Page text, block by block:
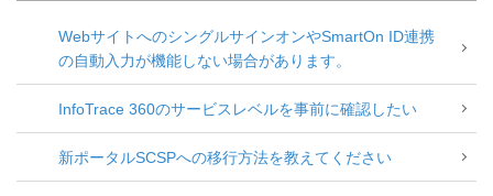
WebサイトへのシングルサインオンやSmartOn ID連携
の自動入力が機能しない場合があります。
InfoTrace 360のサービスレベルを事前に確認したい
新ポータルSCSPへの移行方法を教えてください